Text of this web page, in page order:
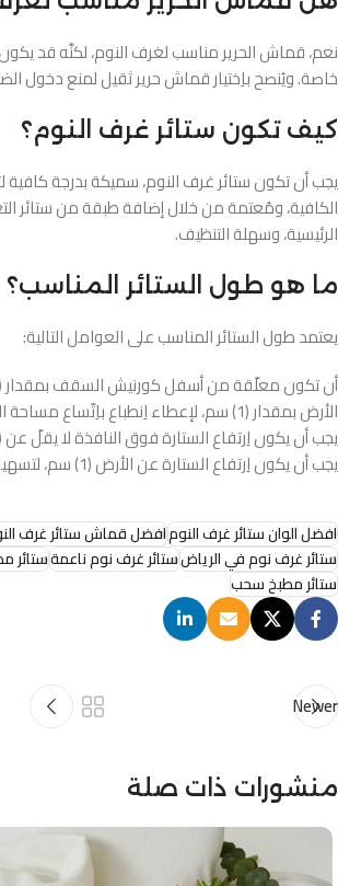
نعم، قماش الحرير مناسب لغرف النوم، لكنَّه قد
خاصة. ويُنصح باِختيار قماش حرير ثقيل لمنع دخول
كيف تكون ستائر غرف النوم؟
يجب أن تكون ستائر غرف النوم، سميكة بدرجة كافية
الكافية، ومُعتمة من خلال إضافة طبقة من ستائر
الرئيسية، وسهلة التنظيف.
ما هو طول الستائر المناسب؟
يعتمد طول الستائر المناسب على العوامل التالية:
الأرض بمقدار (1) سم، لإعطاء اِنطباع باِتّساع مساحة الغرفة.
يجب أن يكون اِرتفاع الستارة فوق النافذة لا يقلّ عن (25)
يجب أن يكون اِرتفاع الستارة عن الأرض (1) سم، لتسهيل تنظيف الأرضيات.
افضل الوان ستائر غرف النومافضل قماش ستائر غرف
ستائر غرف نوم في الرياضستائر غرف نوم ناعمةستائر
ستائر مطبخ سحب
Newer
منشورات ذات صلة